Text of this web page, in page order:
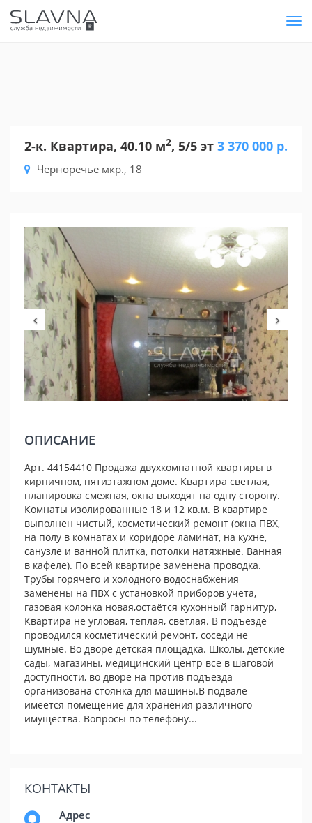
2-к. Квартира, 40.10 м2, 5/5 эт
Черноречье мкр., 18
3 370 000 р.
Previous
ОПИСАНИЕ
Арт. 44154410 Продажа двухкомнатной квартиры в
кирпичном, пятиэтажном доме. Квартира светлая,
планировка смежная, окна выходят на одну сторону.
Комнаты изолированные 18 и 12 кв.м. В квартире
выполнен чистый, косметический ремонт (окна ПВХ,
на полу в комнатах и коридоре ламинат, на кухне,
санузле и ванной плитка, потолки натяжные. Ванная
в кафеле). По всей квартире заменена проводка.
Трубы горячего и холодного водоснабжения
заменены на ПВХ с установкой приборов учета,
газовая колонка новая,остаётся кухонный гарнитур,
Квартира не угловая, тёплая, светлая. В подъезде
проводился косметический ремонт, соседи не
шумные. Во дворе детская площадка. Школы, детские
сады, магазины, медицинский центр все в шаговой
доступности, во дворе на против подъезда
организована стоянка для машины.В подвале
имеется помещение для хранения различного
имущества. Вопросы по телефону...
КОНТАКТЫ
Адрес